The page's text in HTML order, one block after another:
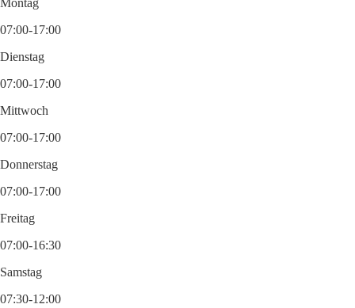
07:00-17:00
Dienstag
07:00-17:00
Mittwoch
07:00-17:00
Donnerstag
07:00-17:00
Freitag
07:00-16:30
Samstag
07:30-12:00